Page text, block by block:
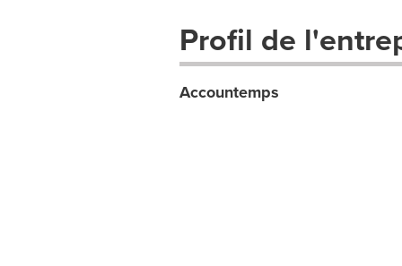
Profil de
Accountemps